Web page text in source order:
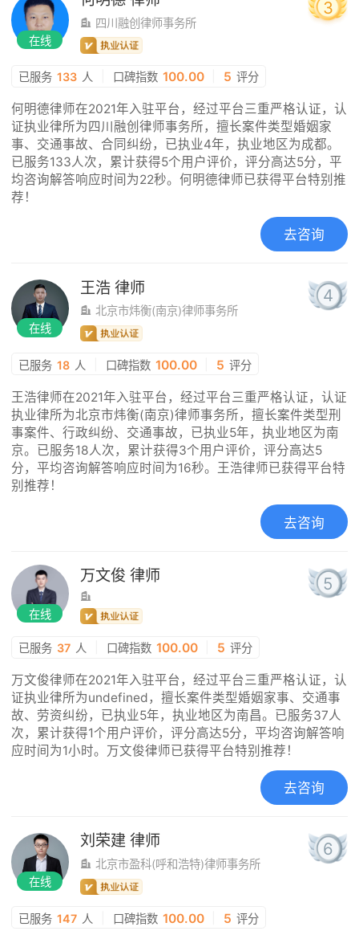
在线
四川融创律师事务所
3
已服务 133 人 口碑指数 100.00 5 评分
何明德律师在2021年入驻平台，经过平台三重严格认证，认
证执业律所为四川融创律师事务所，擅长案件类型婚姻家
事、交通事故、合同纠纷，已执业4年，执业地区为成都。
已服务133人次，累计获得5个用户评价，评分高达5分，平
均咨询解答响应时间为22秒。何明德律师已获得平台特别推
荐！
去咨询
在线
王浩 律师
北京市炜衡(南京)律师事务所
4
已服务 18 人 口碑指数 100.00 5 评分
王浩律师在2021年入驻平台，经过平台三重严格认证，认证
执业律所为北京市炜衡(南京)律师事务所，擅长案件类型刑
事案件、行政纠纷、交通事故，已执业5年，执业地区为南
京。已服务18人次，累计获得3个用户评价，评分高达5
分，平均咨询解答响应时间为16秒。王浩律师已获得平台特
别推荐！
去咨询
在线
万文俊 律师 5
已服务 37 人 口碑指数 100.00 5 评分
万文俊律师在2021年入驻平台，经过平台三重严格认证，认
证执业律所为undefined，擅长案件类型婚姻家事、交通事
故、劳资纠纷，已执业5年，执业地区为南昌。已服务37人
次，累计获得1个用户评价，评分高达5分，平均咨询解答响
应时间为1小时。万文俊律师已获得平台特别推荐！
去咨询
在线
刘荣建 律师
北京市盈科(呼和浩特)律师事务所
6
已服务 147 人 口碑指数 100.00 5 评分